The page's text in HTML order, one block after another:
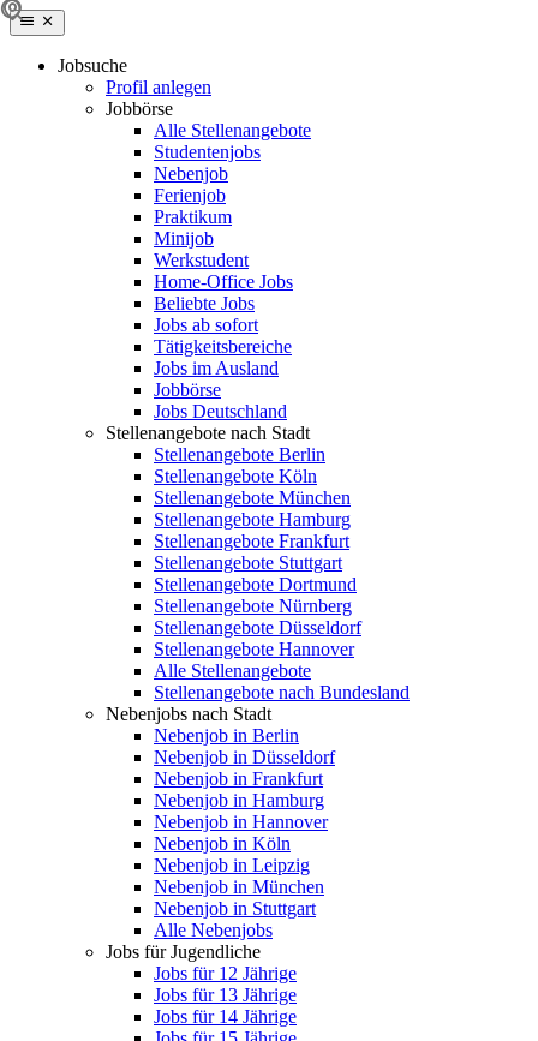
Jobsuche
Profil anlegen
Jobbörse
Alle Stellenangebote
Studentenjobs
Nebenjob
Ferienjob
Praktikum
Minijob
Werkstudent
Home-Office Jobs
Beliebte Jobs
Jobs ab sofort
Tätigkeitsbereiche
Jobs im Ausland
Jobbörse
Jobs Deutschland
Stellenangebote nach Stadt
Stellenangebote Berlin
Stellenangebote Köln
Stellenangebote München
Stellenangebote Hamburg
Stellenangebote Frankfurt
Stellenangebote Stuttgart
Stellenangebote Dortmund
Stellenangebote Nürnberg
Stellenangebote Düsseldorf
Stellenangebote Hannover
Alle Stellenangebote
Stellenangebote nach Bundesland
Nebenjobs nach Stadt
Nebenjob in Berlin
Nebenjob in Düsseldorf
Nebenjob in Frankfurt
Nebenjob in Hamburg
Nebenjob in Hannover
Nebenjob in Köln
Nebenjob in Leipzig
Nebenjob in München
Nebenjob in Stuttgart
Alle Nebenjobs
Jobs für Jugendliche
Jobs für 12 Jährige
Jobs für 13 Jährige
Jobs für 14 Jährige